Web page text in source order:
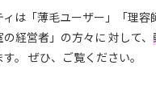
は「薄毛ユーザー」「理容
の経営者」の方々に 対して、
。 ぜひ、ご覧ください。